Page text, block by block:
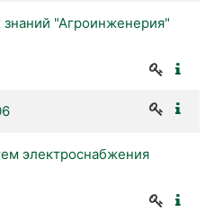
"Агроинженерия"
электроснабжения